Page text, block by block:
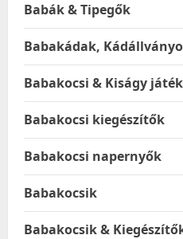
Babák & Tipegők
Babakádak,
Babakocsi & Kiságy
Babakocsi kiegészítők
Babakocsi napernyők
Babakocsik
Babakocsik &